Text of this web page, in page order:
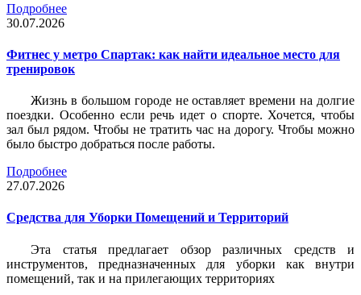
Подробнее
30.07.2026
Фитнес у метро Спартак: как найти идеальное место для
тренировок
Жизнь в большом городе не оставляет времени на долгие
поездки. Особенно если речь идет о спорте. Хочется, чтобы
зал был рядом. Чтобы не тратить час на дорогу. Чтобы можно
было быстро добраться после работы.
Подробнее
27.07.2026
Средства для Уборки Помещений и Территорий
Эта статья предлагает обзор различных средств и
инструментов, предназначенных для уборки как внутри
помещений, так и на прилегающих территориях